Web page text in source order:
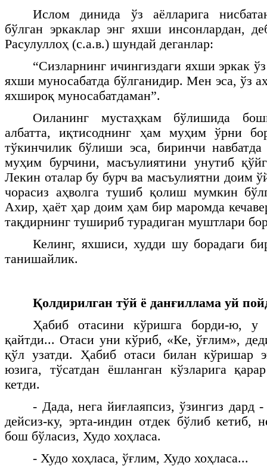
Ислом динида ўз аёлларига
бўлган эркаклар энг яхши инсонлардан,
Расулуллоҳ (с.а.в.) шундай деганлар:
“Сизларнинг ичингиздаги яхши эркак
яхши муносабатда бўлганидир. Мен эса, ўз
яхшироқ муносабатдаман”.
Оиланинг мустаҳкам бўлишида
албатта, иқтисоднинг ҳам муҳим ўрни
тўкинчилик бўлиши эса, биринчи
муҳим бурчини, масъулиятини унутиб
Лекин оталар бу бурч ва масъулиятни доим
чорасиз аҳволга тушиб қолиш мумкин
Ахир, ҳаёт ҳар доим ҳам бир маромда
тақдирнинг тушириб турадиган муштлари
Келинг, яхшиси, худди шу борадаги
танишайлик.
Қолдирилган тўй ё данғиллама уй
Ҳабиб отасини кўришга борди-ю, у
қайтди... Отаси уни кўриб, «Ке, ўғлим»,
қўл узатди. Ҳабиб отаси билан кўришар
юзига, тўсатдан ёшланган кўзларига
кетди.
- Дада, нега йиғлаяпсиз, ўзингиз дард
дейсиз-ку, эрта-индин отдек бўлиб кетиб,
бош бўласиз, Худо хоҳласа.
- Худо хоҳласа, ўғлим, Худо хоҳласа...